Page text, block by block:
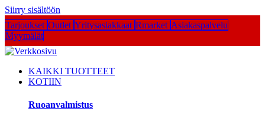
Siirry sisältöön
Tarjoukset Outlet Yritysasiakkaat Rmarket Asiakaspalvelu
Myymälät
KAIKKI TUOTTEET
KOTIIN
Ruoanvalmistus